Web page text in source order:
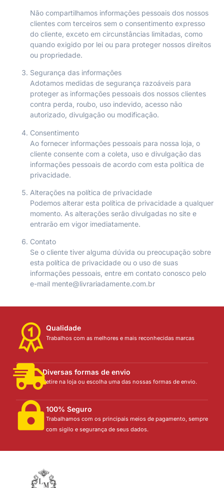
Não compartilhamos informações pessoais dos nossos
clientes com terceiros sem o consentimento expresso
do cliente, exceto em circunstâncias limitadas, como
quando exigido por lei ou para proteger nossos direitos
ou propriedade.
Segurança das informações
Adotamos medidas de segurança razoáveis para
proteger as informações pessoais dos nossos clientes
contra perda, roubo, uso indevido, acesso não
autorizado, divulgação ou modificação.
Consentimento
Ao fornecer informações pessoais para nossa loja, o
cliente consente com a coleta, uso e divulgação das
informações pessoais de acordo com esta política de
privacidade.
Alterações na política de privacidade
Podemos alterar esta política de privacidade a qualquer
momento. As alterações serão divulgadas no site e
entrarão em vigor imediatamente.
Contato
Se o cliente tiver alguma dúvida ou preocupação sobre
esta política de privacidade ou o uso de suas
informações pessoais, entre em contato conosco pelo
e-mail mente@livrariadamente.com.br
Qualidade
Trabalhos com as melhores e mais reconhecidas marcas
Diversas formas de envio
Retire na loja ou escolha uma das nossas formas de envio.
100% Seguro
Trabalhamos com os principais meios de pagamento, sempre
com sigilo e segurança de seus dados.